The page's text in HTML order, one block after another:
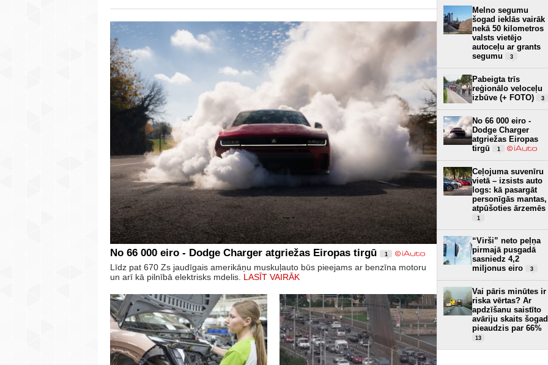
No 66 000 eiro - Dodge Charger atgriežas Eiropas tirgū 1
Līdz pat 670 Zs jaudīgais amerikāņu muskuļauto būs pieejams ar benzīna motoru
un arī kā pilnībā elektrisks mdelis. LASĪT VAIRĀK
Melno segumu
šogad ieklās vairāk
nekā 50 kilometros
valsts vietējo
autoceļu ar grants
segumu
3
Pabeigta trīs
reģionālo veloceļu
izbūve (+ FOTO)
3
No 66 000 eiro -
Dodge Charger
atgriežas Eiropas
tirgū
1
Ceļojuma suvenīru
vietā – izsists auto
logs: kā pasargāt
personīgās mantas,
atpūšoties ārzemēs
1
“Virši” neto peļņa
pirmajā pusgadā
sasniedz 4,2
miljonus eiro
3
Vai pāris minūtes ir
riska vērtas? Ar
apdzīšanu saistīto
avāriju skaits šogad
pieaudzis par 66%
13